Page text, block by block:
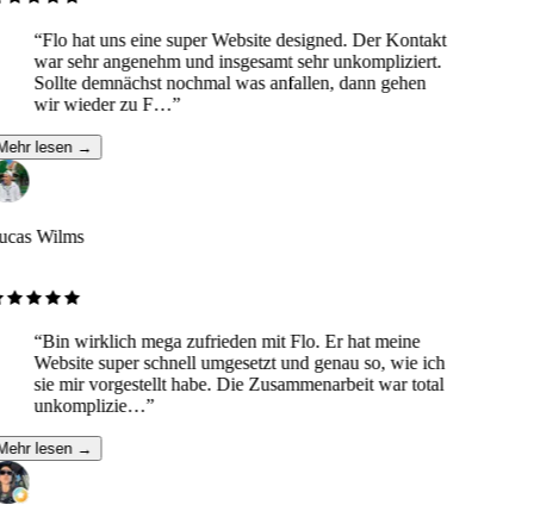
“Flo hat uns eine super Website designed. Der Kontakt
war sehr angenehm und insgesamt sehr unkompliziert.
Sollte demnächst nochmal was anfallen, dann gehen
wir wieder zu F…”
lesen →
Wilms
“Bin wirklich mega zufrieden mit Flo. Er hat meine
Website super schnell umgesetzt und genau so, wie ich
sie mir vorgestellt habe. Die Zusammenarbeit war total
unkomplizie…”
lesen →